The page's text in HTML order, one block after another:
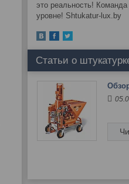
это реальность!
уровне! Shtukatur-lux.by
Статьи о